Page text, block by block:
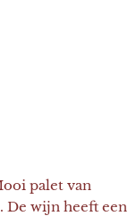
palet van
De wijn heeft een